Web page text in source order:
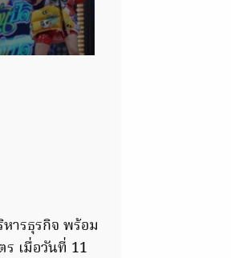
ารธุรกิจ พร้อม
เมื่อวันที่ 11